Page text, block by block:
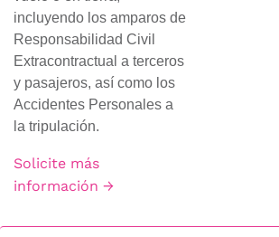
incluyendo los amparos de
Responsabilidad Civil
Extracontractual a terceros
y pasajeros, así como los
Accidentes Personales a
la tripulación.
Solicite más
información →